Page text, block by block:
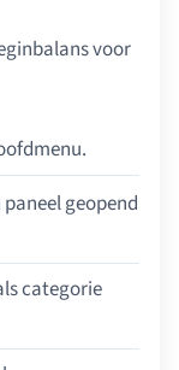
voor
geopend
categorie